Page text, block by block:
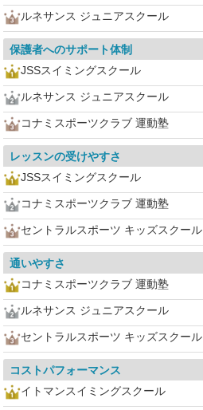
ルネサンス ジュニアスクール
保護者へのサポート体制
JSSスイミングスクール
ルネサンス ジュニアスクール
コナミスポーツクラブ 運動塾
レッスンの受けやすさ
JSSスイミングスクール
コナミスポーツクラブ 運動塾
セントラルスポーツ キッズスクール
通いやすさ
コナミスポーツクラブ 運動塾
ルネサンス ジュニアスクール
セントラルスポーツ キッズスクール
コストパフォーマンス
イトマンスイミングスクール